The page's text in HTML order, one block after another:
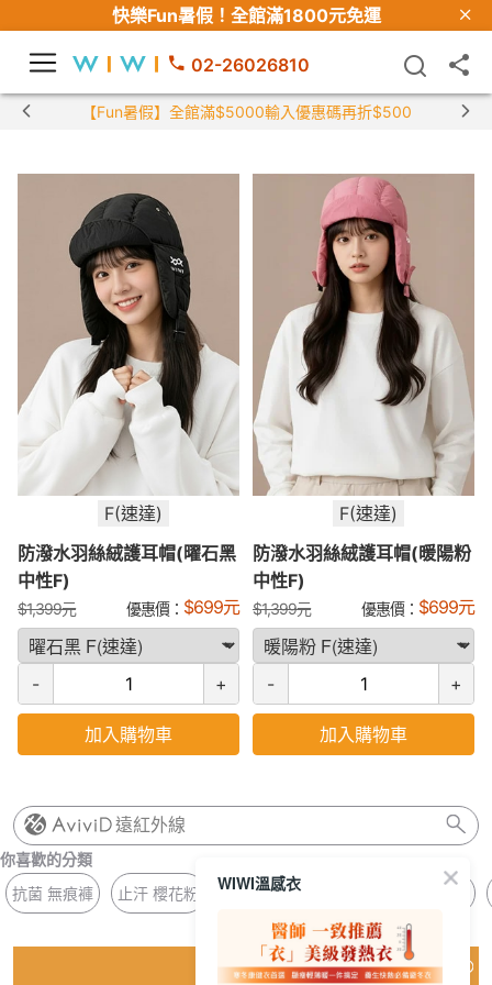
快樂Fun暑假！ 全館滿1800元免運
02-26026810
【Fun暑假】全館滿$5000輸入優惠碼再折$500
F(速達)
防潑水羽絲絨護耳帽(曜石黑
中性F)
$1,399元 優惠價： $699元
- +
加入購物車
F(速達)
防潑水羽絲絨護耳帽(暖陽粉
中性F)
$1,399元 優惠價： $699元
- +
加入購物車
遠紅外線
你喜歡的分類
抗菌 無痕褲
止汗 櫻花粉 月牙 杯墊
猜你喜歡
WIWI溫感衣